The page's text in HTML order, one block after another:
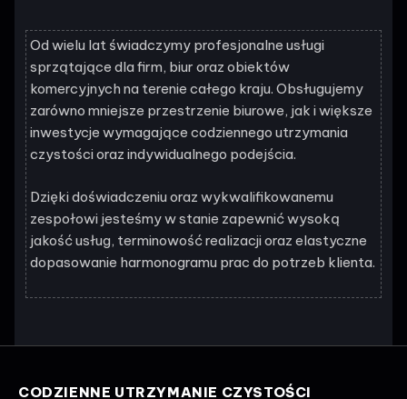
Od wielu lat świadczymy profesjonalne usługi
sprzątające dla firm, biur oraz obiektów
komercyjnych na terenie całego kraju. Obsługujemy
zarówno mniejsze przestrzenie biurowe, jak i większe
inwestycje wymagające codziennego utrzymania
czystości oraz indywidualnego podejścia.
Dzięki doświadczeniu oraz wykwalifikowanemu
zespołowi jesteśmy w stanie zapewnić wysoką
jakość usług, terminowość realizacji oraz elastyczne
dopasowanie harmonogramu prac do potrzeb klienta.
CODZIENNE UTRZYMANIE CZYSTOŚCI